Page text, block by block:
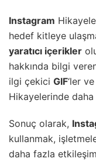
Instagram
hedef kitleye
yaratıcı içerikler
hakkında bilgi
ilgi çekici GIF‘ler ve
Hikayelerinde
Sonuç olarak,
kullanmak,
daha fazla